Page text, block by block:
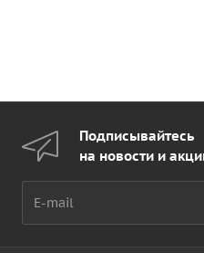
Подписывайтесь
на новости и